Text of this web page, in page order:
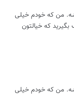
من که خودم خیلی
که خیالتون
من که خودم خیلی